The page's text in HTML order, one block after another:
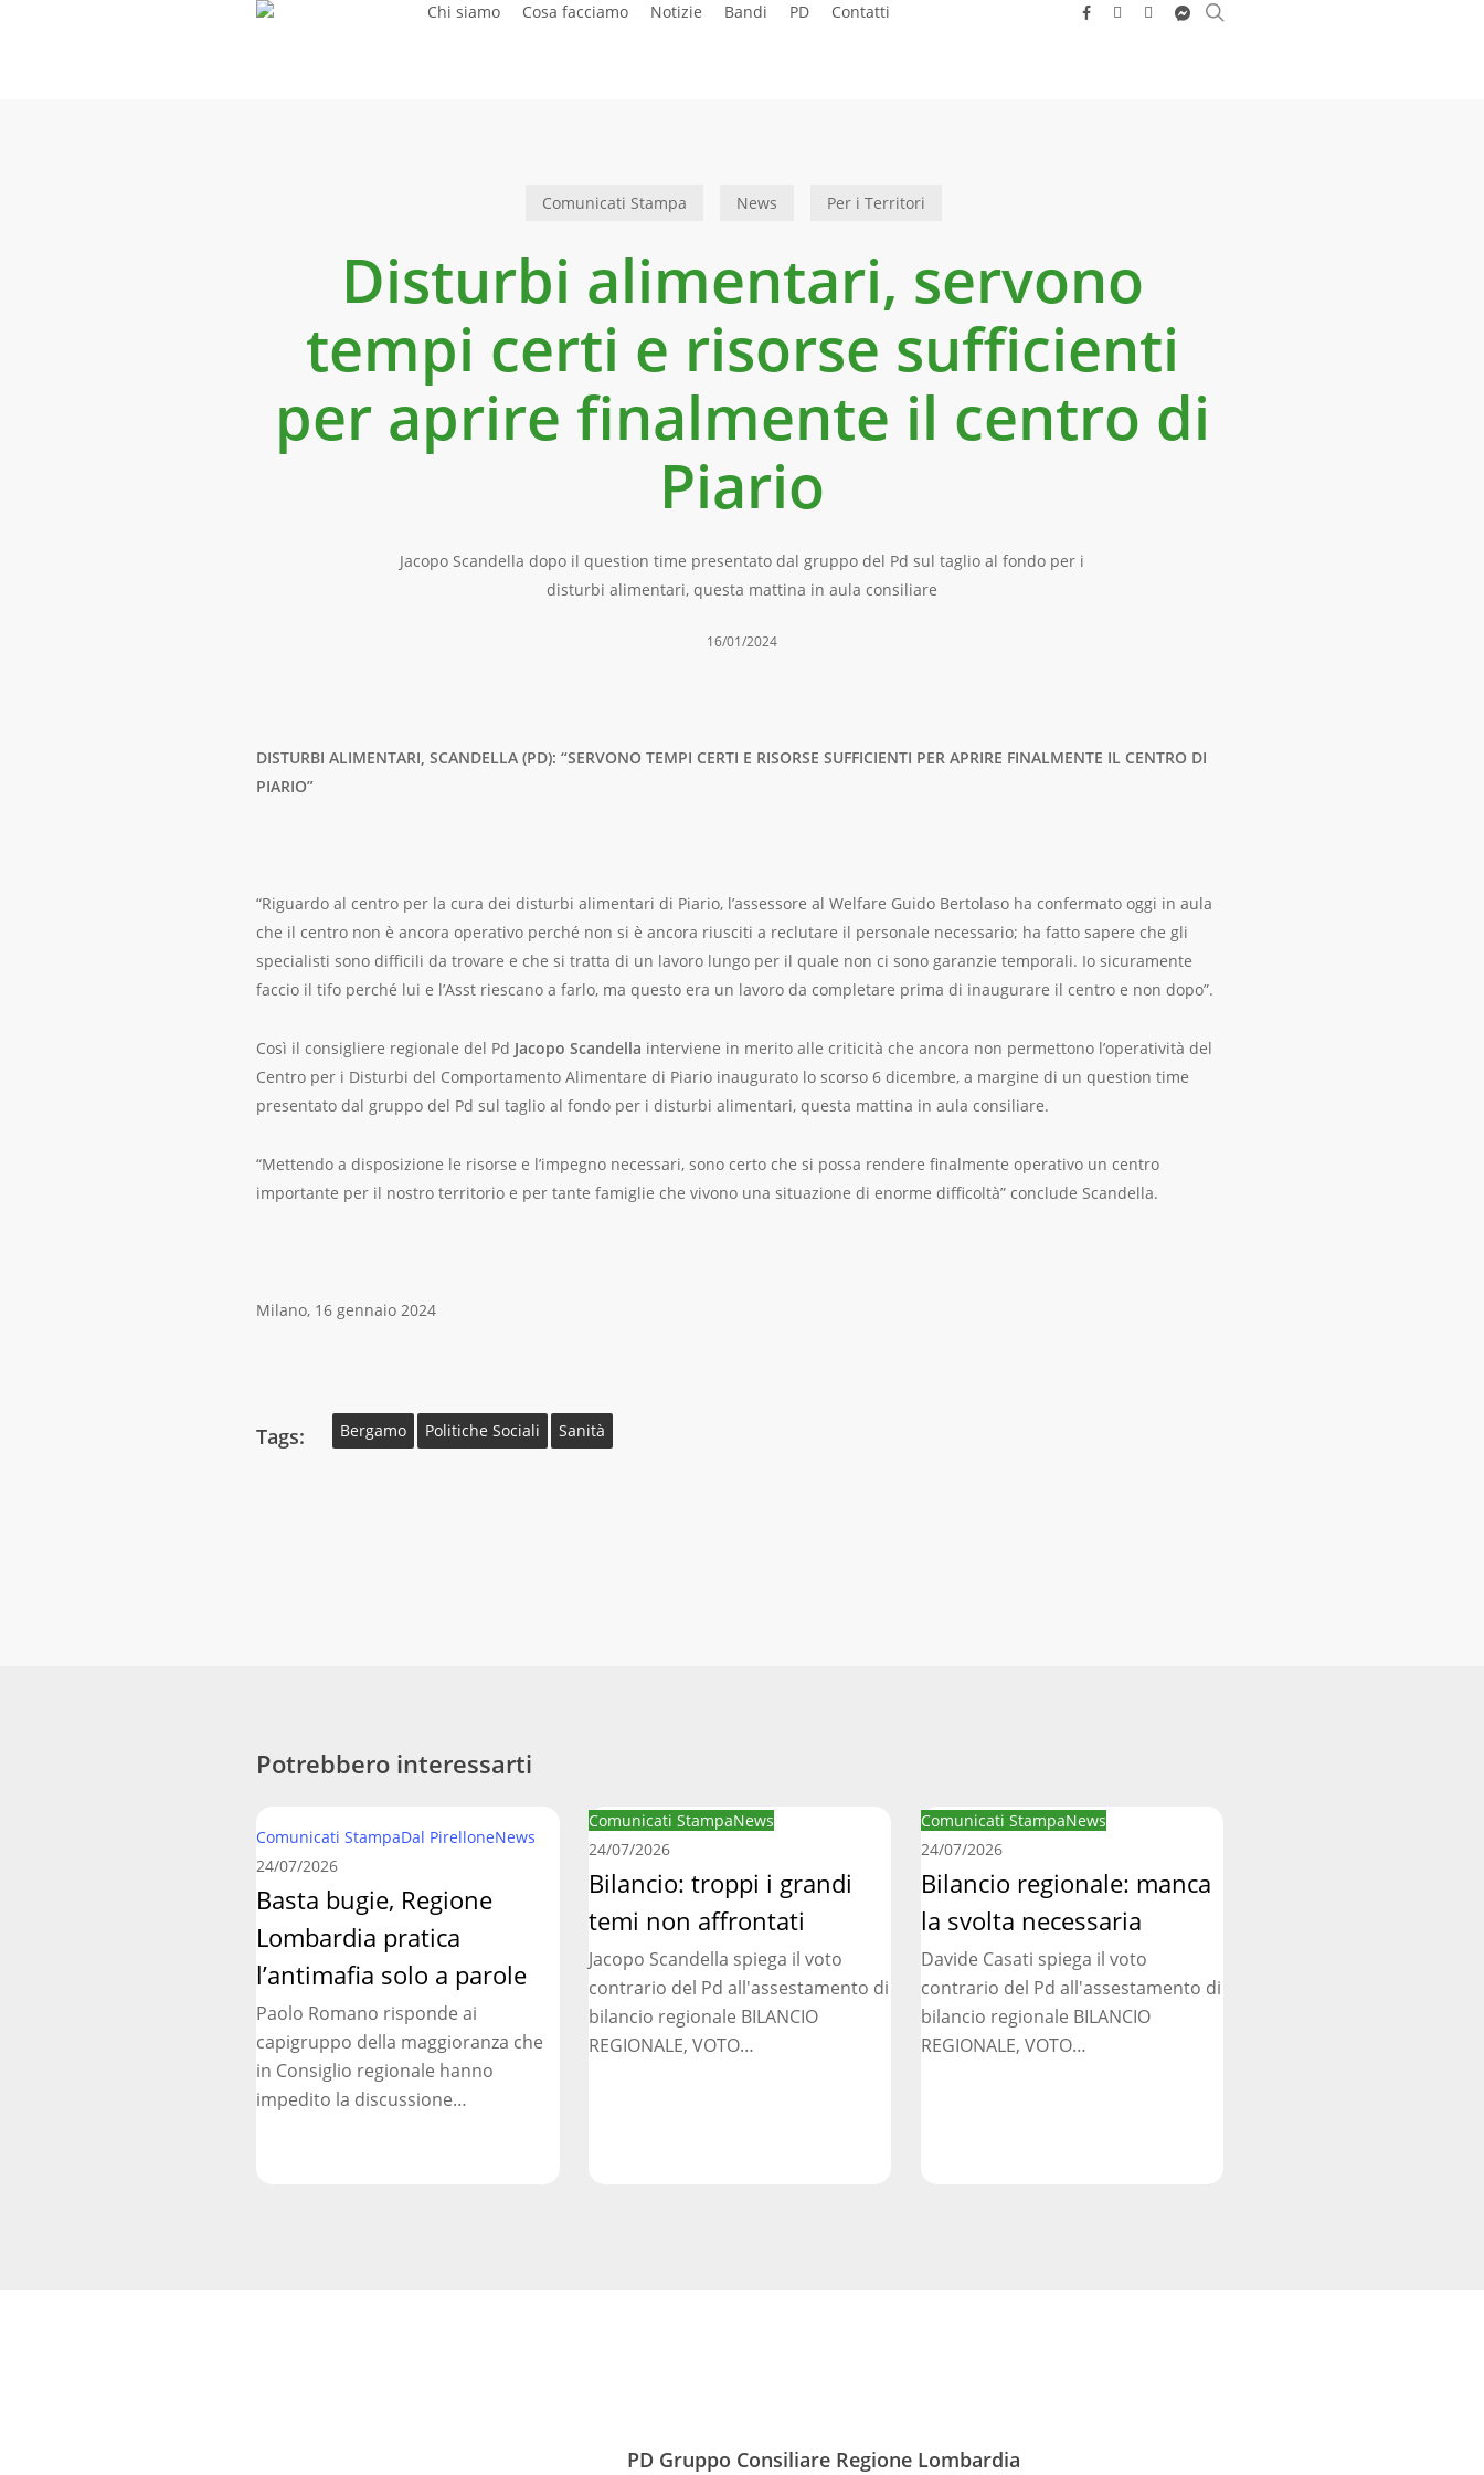
Chi siamo Cosa facciamo Notizie Bandi PD Contatti facebook
youtubeinstagram
messenger
Comunicati Stampa News Per i Territori
Disturbi alimentari, servono
tempi certi e risorse sufficienti
per aprire finalmente il centro di
Piario
Jacopo Scandella dopo il question time presentato dal gruppo del Pd sul taglio al fondo per i
disturbi alimentari, questa mattina in aula consiliare
16/01/2024
DISTURBI ALIMENTARI, SCANDELLA (PD): “SERVONO TEMPI CERTI E RISORSE SUFFICIENTI PER APRIRE FINALMENTE IL CENTRO DI
PIARIO”
“Riguardo al centro per la cura dei disturbi alimentari di Piario, l’assessore al Welfare Guido Bertolaso ha confermato oggi in aula
che il centro non è ancora operativo perché non si è ancora riusciti a reclutare il personale necessario; ha fatto sapere che gli
specialisti sono difficili da trovare e che si tratta di un lavoro lungo per il quale non ci sono garanzie temporali. Io sicuramente
faccio il tifo perché lui e l’Asst riescano a farlo, ma questo era un lavoro da completare prima di inaugurare il centro e non dopo”.
Così il consigliere regionale del Pd Jacopo Scandella interviene in merito alle criticità che ancora non permettono l’operatività del
Centro per i Disturbi del Comportamento Alimentare di Piario inaugurato lo scorso 6 dicembre, a margine di un question time
presentato dal gruppo del Pd sul taglio al fondo per i disturbi alimentari, questa mattina in aula consiliare.
“Mettendo a disposizione le risorse e l’impegno necessari, sono certo che si possa rendere finalmente operativo un centro
importante per il nostro territorio e per tante famiglie che vivono una situazione di enorme difficoltà” conclude Scandella.
Milano, 16 gennaio 2024
Tags: Bergamo Politiche Sociali Sanità
Potrebbero interessarti
Comunicati StampaDal PirelloneNews
bugie,
Regione
Lombardia
pratica
l’antimafia
solo
a
parole
24/07/2026
Basta bugie, Regione
Lombardia pratica
l’antimafia solo a parole
Paolo Romano risponde ai
capigruppo della maggioranza che
in Consiglio regionale hanno
impedito la discussione…
Comunicati StampaNews
Bilancio:
troppi
i
temi
non
affrontati
24/07/2026
Bilancio: troppi i grandi
temi non affrontati
Jacopo Scandella spiega il voto
contrario del Pd all'assestamento di
bilancio regionale BILANCIO
REGIONALE, VOTO…
Comunicati StampaNews
Bilancio
regionale:
manca
svolta
necessaria
24/07/2026
Bilancio regionale: manca
la svolta necessaria
Davide Casati spiega il voto
contrario del Pd all'assestamento di
bilancio regionale BILANCIO
REGIONALE, VOTO…
PD Gruppo Consiliare Regione Lombardia